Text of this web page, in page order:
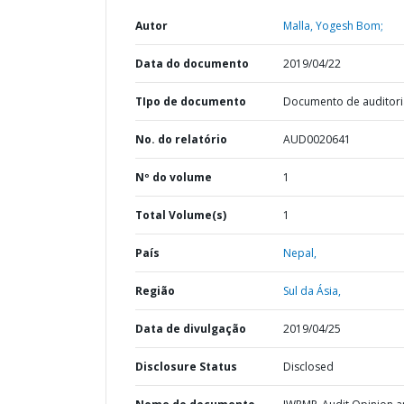
Autor Malla, Yogesh Bom;
Data do documento 2019/04/22
TIpo de documento Documento de
No. do relatório AUD0020641
Nº do volume 1
Total Volume(s) 1
País Nepal,
Região Sul da Ásia,
Data de divulgação 2019/04/25
Disclosure Status Disclosed